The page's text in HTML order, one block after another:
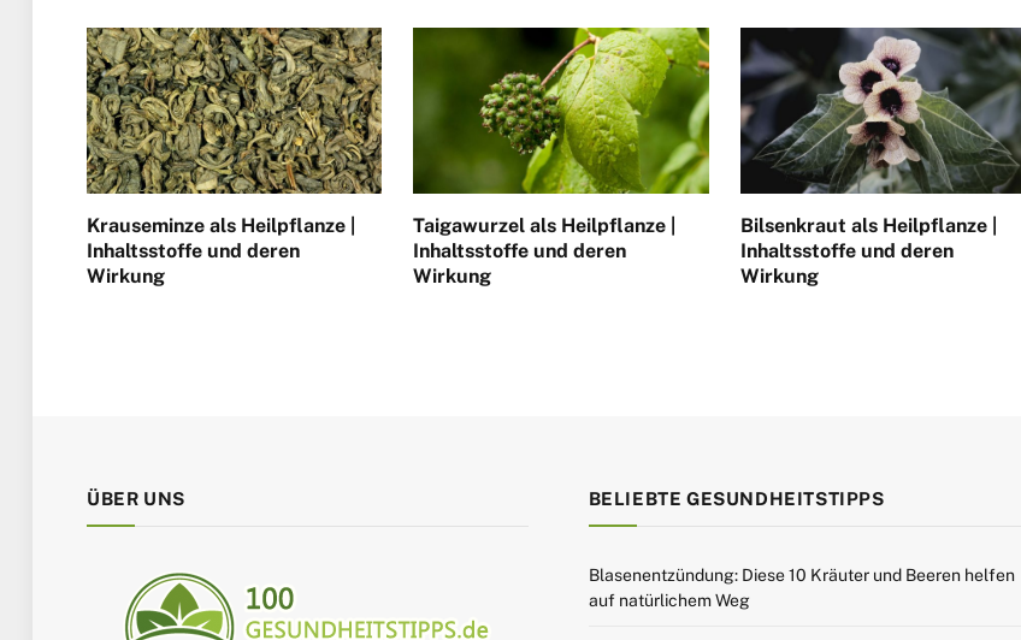
Krauseminze als Heilpflanze |
Inhaltsstoffe und deren
Wirkung
Taigawurzel als Heilpflanze |
Inhaltsstoffe und deren
Wirkung
Bilsenkraut als Heilpflanze |
Inhaltsstoffe und deren
Wirkung
ÜBER UNS BELIEBTE GESUNDHEITSTIPPS
Blasenentzündung: Diese 10 Kräuter und Beeren helfen
auf natürlichem Weg